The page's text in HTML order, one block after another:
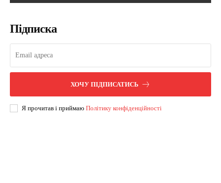
Підписка
ХОЧУ ПІДПИСАТИСЬ
Я прочитав і приймаю Політику конфіденційності